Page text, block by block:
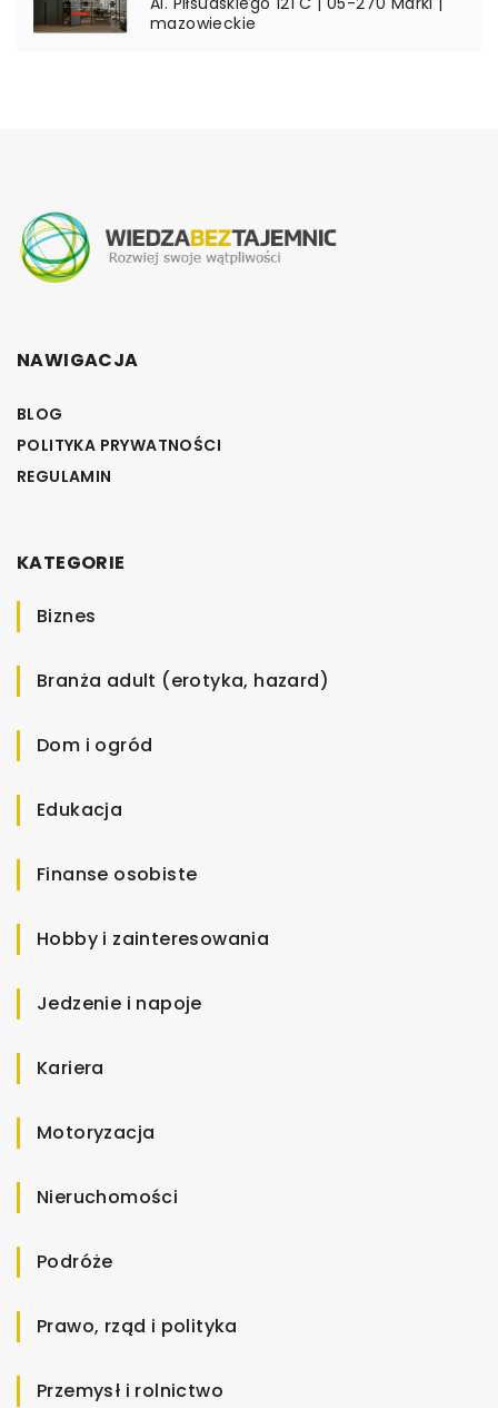
mazowieckie
NAWIGACJA
BLOG
POLITYKA PRYWATNOŚCI
REGULAMIN
KATEGORIE
Biznes
Branża adult (erotyka, hazard)
Dom i ogród
Edukacja
Finanse osobiste
Hobby i zainteresowania
Jedzenie i napoje
Kariera
Motoryzacja
Nieruchomości
Podróże
Prawo, rząd i polityka
Przemysł i rolnictwo